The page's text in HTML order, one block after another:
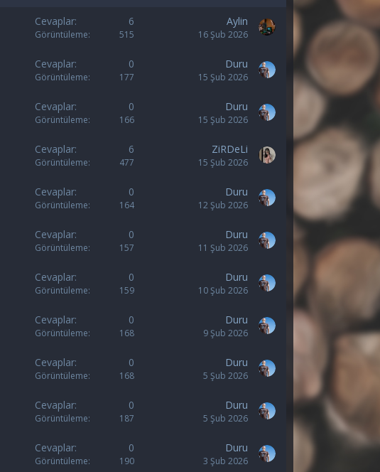
Cevaplar 6
Görüntüleme 515
Aylin
16 Şub 2026
Cevaplar 0
Görüntüleme 177
Duru
15 Şub 2026
Cevaplar 0
Görüntüleme 166
Duru
15 Şub 2026
Cevaplar 6
Görüntüleme 477
ZiRDeLi
15 Şub 2026
Cevaplar 0
Görüntüleme 164
Duru
12 Şub 2026
Cevaplar 0
Görüntüleme 157
Duru
11 Şub 2026
Cevaplar 0
Görüntüleme 159
Duru
10 Şub 2026
Cevaplar 0
Görüntüleme 168
Duru
9 Şub 2026
Cevaplar 0
Görüntüleme 168
Duru
5 Şub 2026
Cevaplar 0
Görüntüleme 187
Duru
5 Şub 2026
Cevaplar 0
Görüntüleme 190
Duru
3 Şub 2026